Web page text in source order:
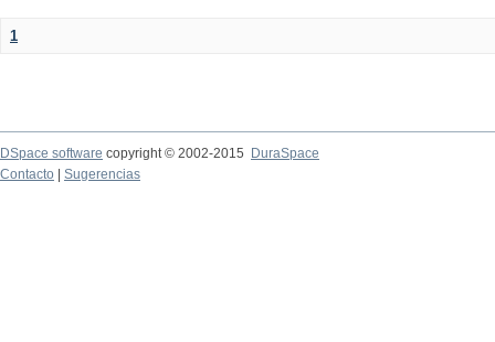
1
DSpace software copyright © 2002-2015
DuraSpace
Contacto
Sugerencias